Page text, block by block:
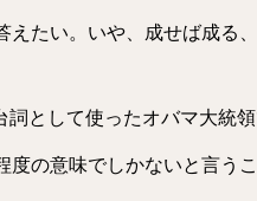
たい。いや、成せば成る、
詞として使ったオバマ大
度の意味でしかないと言